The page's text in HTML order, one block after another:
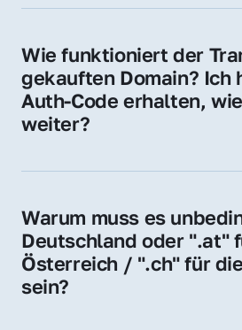
der Domain – ohne
Wie funktioniert der
gekauften Domain? Ich
Auth-Code erhalten,
weiter?
Provider, die Domain zu
schnellen Prozess.
Warum muss es
Deutschland oder ".at"
Österreich / ".ch" für
sein?